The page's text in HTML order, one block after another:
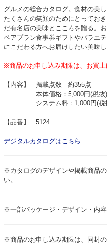
グルメの総合カタログ。食材の美
たくさんの笑顔のためにとってお
だ有名店の美味とこころを贈る。
ペアプラン食事券ギフトやバラエ
にこだわる方へお届けしたい美味し
※商品のお申し込み期限は、お買上
【内容】 掲載点数 約355点
本体価格：5,000円(税抜)
システム料：1,000円(税
【品番】 5124
デジタルカタログはこちら
※カタログのデザインや掲載商品
い。
※一部パッケージ・デザイン・内
※商品のお申し込み期限は、同封